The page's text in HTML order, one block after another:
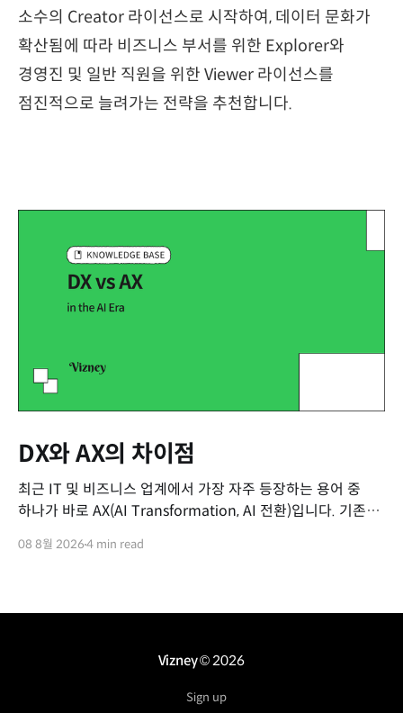
소수의 Creator 라이선스로 시작하여, 데이터 문화가
확산됨에 따라 비즈니스 부서를 위한 Explorer와
경영진 및 일반 직원을 위한 Viewer 라이선스를
점진적으로 늘려가는 전략을 추천합니다.
DX와 AX의 차이점
최근 IT 및 비즈니스 업계에서 가장 자주 등장하는 용어 중
하나가 바로 AX(AI Transformation, AI 전환)입니다. 기존의
등장한 이 새로운 용어 때문에 많은 분들이 두 개념을
08 8월 20264 min read
Vizney© 2026
Sign up